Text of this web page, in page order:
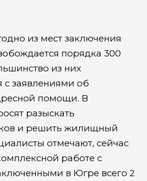
из мест заключения
порядка 300
из них
заявлениями об
помощи. В
разыскать
и решить жилищный
отмечают, сейчас
работе с
в Югре всего 2